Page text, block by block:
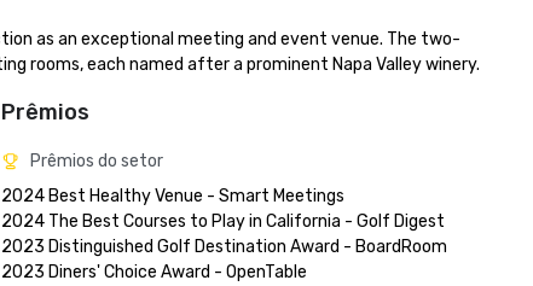
as an exceptional meeting and event venue. The two-
rooms, each named after a prominent Napa Valley winery.
Prêmios
Prêmios do setor
2024 Best Healthy Venue - Smart Meetings
2024 The Best Courses to Play in California - Golf Digest
2023 Distinguished Golf Destination Award - BoardRoom
2023 Diners' Choice Award - OpenTable